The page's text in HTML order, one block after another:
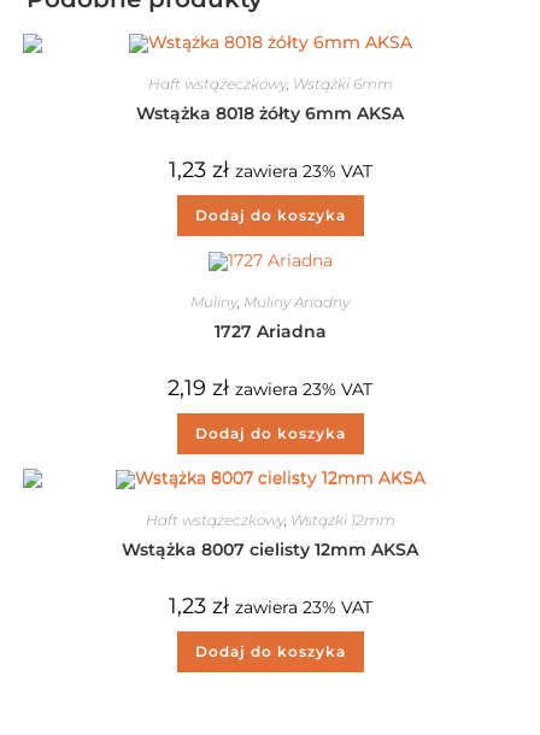
Haft wstążeczkowy, Wstążki 6mm
Wstążka 8018 żółty 6mm AKSA
1,23 zł zawiera 23% VAT
Dodaj do koszyka
Muliny, Muliny Ariadny
1727 Ariadna
2,19 zł zawiera 23% VAT
Dodaj do koszyka
Haft wstążeczkowy, Wstążki 12mm
Wstążka 8007 cielisty 12mm AKSA
1,23 zł zawiera 23% VAT
Dodaj do koszyka